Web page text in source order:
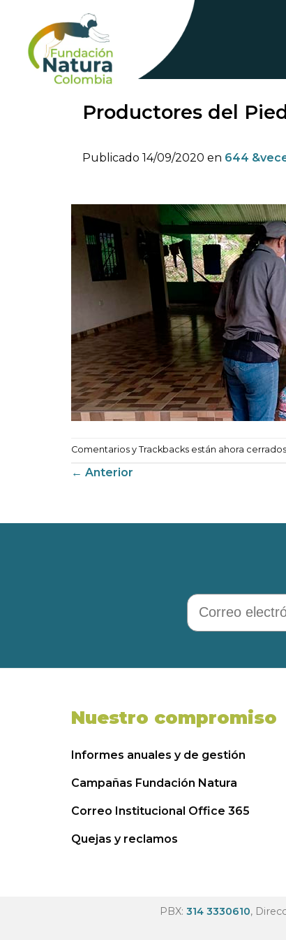
content
Productores del
Publicado 14/09/2020 en 644
Comentarios y Trackbacks están ahora
← Anterior
Correo
Nuestro compromiso
Informes anuales y de gestión
Campañas Fundación Natura
Correo Institucional Office 365
Quejas y reclamos
PBX: 314 3330610,